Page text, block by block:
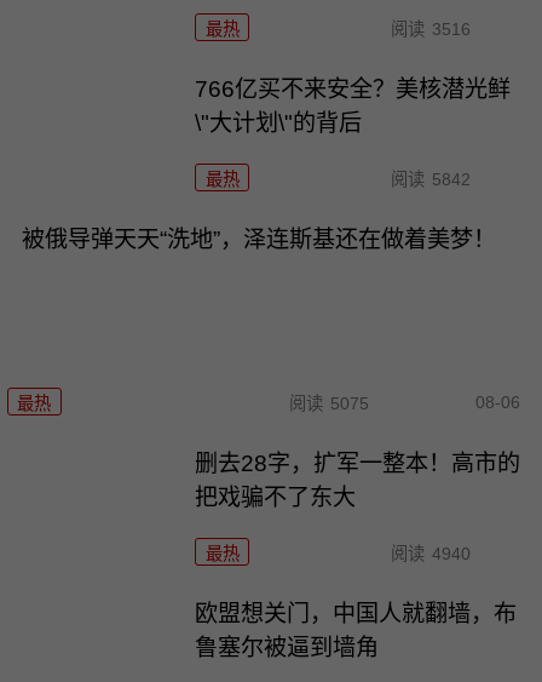
最热 阅读 3516
766亿买不来安全？美核潜光鲜
\"大计划\"的背后
最热 阅读 5842
被俄导弹天天“洗地”，泽连斯基还在做着美梦！
最热 阅读 5075 08-06
删去28字，扩军一整本！高市的
把戏骗不了东大
最热 阅读 4940
欧盟想关门，中国人就翻墙，布
鲁塞尔被逼到墙角